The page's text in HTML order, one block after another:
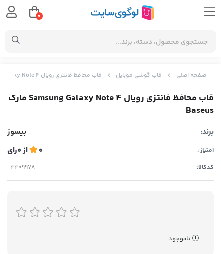
صفحه اصلی قاب گوشی موبایل قاب محافظ فانتزی رویال Samsung Galaxy Note 4 مارک Baseus
قاب محافظ فانتزی رویال Samsung Galaxy Note 4 مارک
Baseus
برند: بیسوز
امتیاز : 0 از0رای
کدکالا:
ناموجود
0